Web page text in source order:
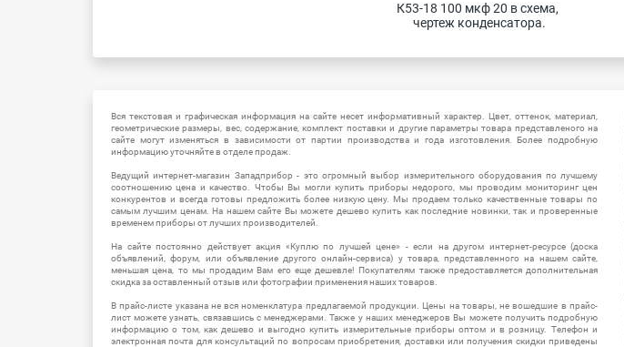
К53-18 100 мкф 20 в схема,
чертеж конденсатора.
Вся текстовая и графическая информация на сайте несет информативный характер. Цвет, оттенок, материал,
геометрические размеры, вес, содержание, комплект поставки и другие параметры товара представленого на
сайте могут изменяться в зависимости от партии производства и года изготовления. Более подробную
информацию уточняйте в отделе продаж.
Ведущий интернет-магазин Западприбор - это огромный выбор измерительного оборудования по лучшему
соотношению цена и качество. Чтобы Вы могли купить приборы недорого, мы проводим мониторинг цен
конкурентов и всегда готовы предложить более низкую цену. Мы продаем только качественные товары по
самым лучшим ценам. На нашем сайте Вы можете дешево купить как последние новинки, так и проверенные
временем приборы от лучших производителей.
На сайте постоянно действует акция «Куплю по лучшей цене» - если на другом интернет-ресурсе (доска
объявлений, форум, или объявление другого онлайн-сервиса) у товара, представленного на нашем сайте,
меньшая цена, то мы продадим Вам его еще дешевле! Покупателям также предоставляется дополнительная
скидка за оставленный отзыв или фотографии применения наших товаров.
В прайс-листе указана не вся номенклатура предлагаемой продукции. Цены на товары, не вошедшие в прайс-
лист можете узнать, связавшись с менеджерами. Также у наших менеджеров Вы можете получить подробную
информацию о том, как дешево и выгодно купить измерительные приборы оптом и в розницу. Телефон и
электронная почта для консультаций по вопросам приобретения, доставки или получения скидки приведены